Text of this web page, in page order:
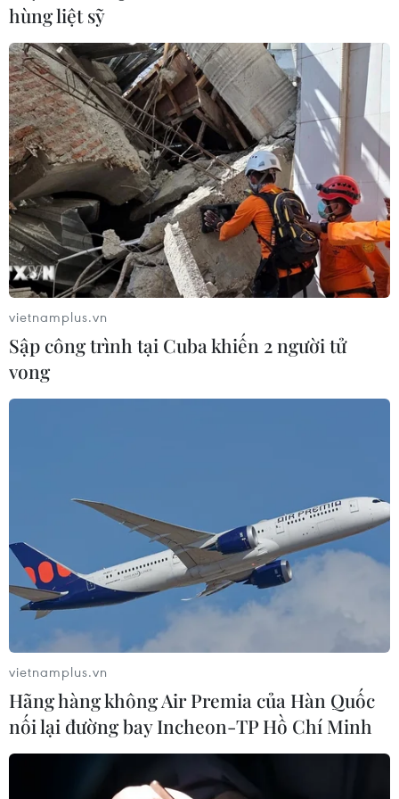
hùng liệt sỹ
vietnamplus.vn
Sập công trình tại Cuba khiến 2 người tử
vong
vietnamplus.vn
Hãng hàng không Air Premia của Hàn Quốc
nối lại đường bay Incheon-TP Hồ Chí Minh